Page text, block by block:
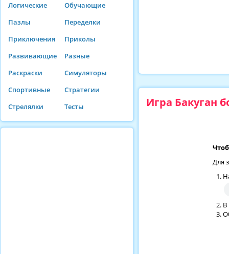
Логические
Обучающие
Пазлы
Переделки
Приключения
Приколы
Развивающие
Разные
Раскраски
Симуляторы
Спортивные
Стратегии
Стрелялки
Тесты Игра Бакуган
Для
В